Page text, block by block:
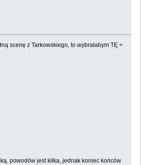
scenę z Tarkowskiego, to wybrałabym TĘ <
powodów jest kilka, jednak koniec końców